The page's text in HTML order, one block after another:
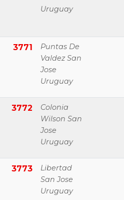
Uruguay
3771
Puntas De
Valdez San
Jose
Uruguay
3772
Colonia
Wilson San
Jose
Uruguay
3773
Libertad
San Jose
Uruguay